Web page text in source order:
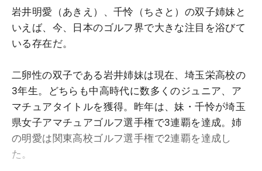
岩井明愛（あきえ）、千怜（ちさと）の双子姉妹と
いえば、今、日本のゴルフ界で大きな注目を浴びて
いる存在だ。
二卵性の双子である岩井姉妹は現在、埼玉栄高校の
3年生。どちらも中高時代に数多くのジュニア、ア
マチュアタイトルを獲得。昨年は、妹・千怜が埼玉
県女子アマチュアゴルフ選手権で3連覇を達成。姉
の明愛は関東高校ゴルフ選手権で2連覇を達成し
た。